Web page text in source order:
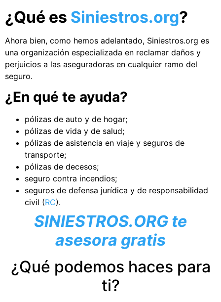
¿Qué es Siniestros.org?
Ahora bien, como hemos adelantado, Siniestros.org es
una organización especializada en reclamar daños y
perjuicios a las aseguradoras en cualquier ramo del
seguro.
¿En qué te ayuda?
pólizas de auto y de hogar;
pólizas de vida y de salud;
pólizas de asistencia en viaje y seguros de
transporte;
pólizas de decesos;
seguro contra incendios;
seguros de defensa jurídica y de responsabilidad
civil (RC).
SINIESTROS.ORG te
asesora gratis
¿Qué podemos haces para
ti?